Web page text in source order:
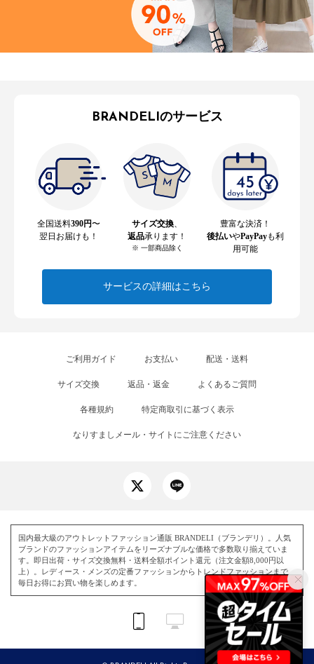
BRANDELIのサービス
全国送料390円〜
翌日お届けも！
サイズ交換
返品承ります！
※ 一部商品除く
豊富な決済！
後払いやPayPayも利
用可能
サービスの詳細はこちら
ご利用ガイド お支払い 配送・送料
サイズ交換 返品・返金 よくあるご質問
各種規約 特定商取引に基づく表示
なりすましメール・サイトにご注意ください
国内最大級のアウトレットファッション通販 BRANDELI（ブランデリ）。人気
ブランドのファッションアイテムをリーズナブルな価格で多数取り揃えていま
す。即日出荷・サイズ交換無料・送料全額ポイント還元（注文金額8,000円以
上）。レディース・メンズの定番ファッションからトレンドファッションまで、
毎日お得にお買い物を楽しめます。